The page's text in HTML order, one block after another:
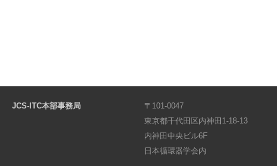
JCS-ITC本部事務局
〒101-0047
東京都千代田区内神田1-18-13
内神田中央ビル6F
日本循環器学会内